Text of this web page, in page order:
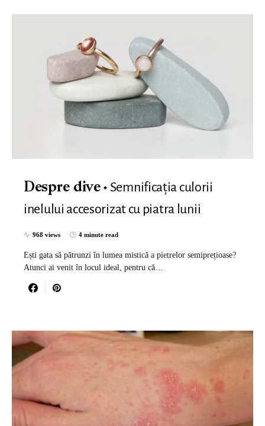
Despre dive
Semnificația culorii
inelului accesorizat cu piatra lunii
968 views 4 minute read
Ești gata să pătrunzi în lumea mistică a pietrelor semiprețioase?
Atunci ai venit în locul ideal, pentru că…